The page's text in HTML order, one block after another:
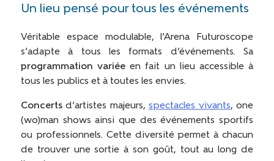
Un lieu pensé pour tous les événements
Véritable espace modulable, l’Arena Futuroscope
s’adapte à tous les formats d’événements. Sa
programmation variée en fait un lieu accessible à
tous les publics et à toutes les envies.
Concerts d’artistes majeurs,spectacles vivants, one
(wo)man shows ainsi que des événements sportifs
ou professionnels. Cette diversité permet à chacun
de trouver une sortie à son goût, tout au long de